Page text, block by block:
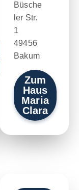
Büsche
ler Str.
1
49456
Bakum
Zum
Haus
Maria
Clara